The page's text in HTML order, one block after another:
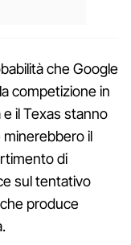
che Google
competizione in
il Texas stanno
minerebbero il
di
sul tentativo
produce